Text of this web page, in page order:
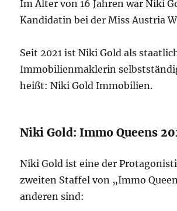
Im Alter von 16 Jahren war Niki
Kandidatin bei der Miss Austria
Seit 2021 ist Niki Gold als
Immobilienmaklerin
heißt: Niki Gold Immobilien.
Niki Gold: Immo Queens
Niki Gold ist eine der
zweiten Staffel von „Immo
anderen sind: